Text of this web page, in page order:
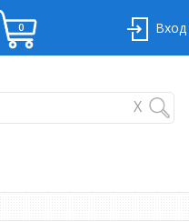
Вход
X